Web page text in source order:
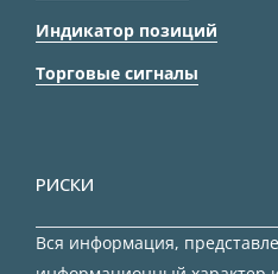
Индикатор позиций
Торговые сигналы
РИСКИ
Вся информация,